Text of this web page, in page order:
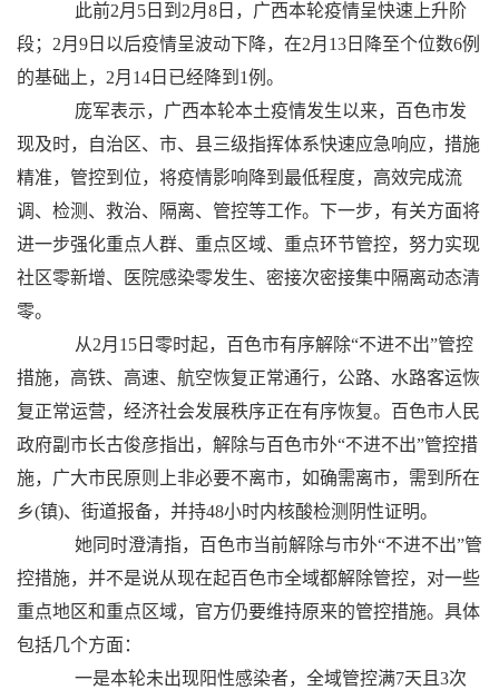
此前2月5日到2月8日，广西本轮疫情呈快速上升阶
段；2月9日以后疫情呈波动下降，在2月13日降至个位数6例
的基础上，2月14日已经降到1例。
庞军表示，广西本轮本土疫情发生以来，百色市发
现及时，自治区、市、县三级指挥体系快速应急响应，措施
精准，管控到位，将疫情影响降到最低程度，高效完成流
调、检测、救治、隔离、管控等工作。下一步，有关方面将
进一步强化重点人群、重点区域、重点环节管控，努力实现
社区零新增、医院感染零发生、密接次密接集中隔离动态清
零。
从2月15日零时起，百色市有序解除“不进不出”管控
措施，高铁、高速、航空恢复正常通行，公路、水路客运恢
复正常运营，经济社会发展秩序正在有序恢复。百色市人民
政府副市长古俊彦指出，解除与百色市外“不进不出”管控措
施，广大市民原则上非必要不离市，如确需离市，需到所在
乡(镇)、街道报备，并持48小时内核酸检测阴性证明。
她同时澄清指，百色市当前解除与市外“不进不出”管
控措施，并不是说从现在起百色市全域都解除管控，对一些
重点地区和重点区域，官方仍要维持原来的管控措施。具体
包括几个方面：
一是本轮未出现阳性感染者，全域管控满7天且3次